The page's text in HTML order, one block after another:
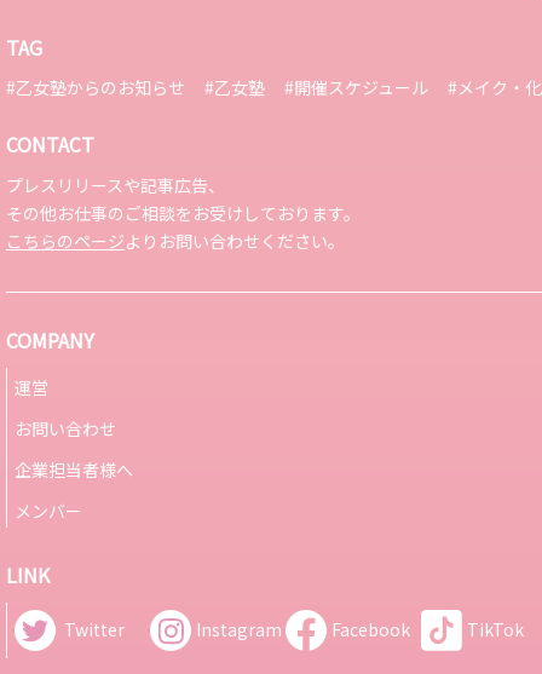
TAG
#乙女塾からのお知らせ #乙女塾 #開催スケジュール #メイク・
CONTACT
プレスリリースや記事広告、
その他お仕事のご相談をお受けしております。
こちらのページよりお問い合わせください。
COMPANY
運営
お問い合わせ
企業担当者様へ
メンバー
LINK
Twitter Instagram Facebook TikTok